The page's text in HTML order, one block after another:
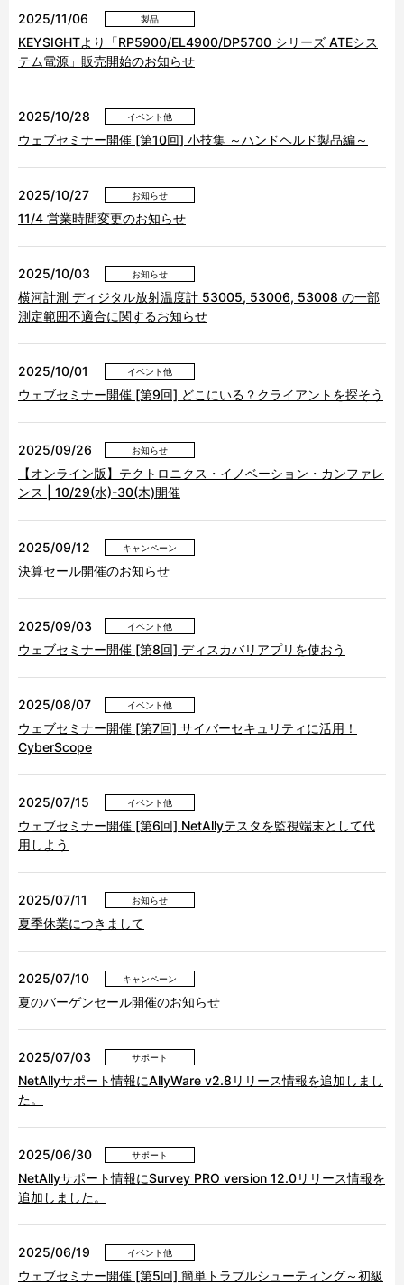
2025/11/06 製品
KEYSIGHTより「RP5900/EL4900/DP5700 シリーズ ATEシス
テム電源」販売開始のお知らせ
2025/10/28 イベント他
ウェブセミナー開催 [第10回] 小技集 ～ハンドヘルド製品編～
2025/10/27 お知らせ
11/4 営業時間変更のお知らせ
2025/10/03 お知らせ
横河計測 ディジタル放射温度計 53005, 53006, 53008 の一部
測定範囲不適合に関するお知らせ
2025/10/01 イベント他
ウェブセミナー開催 [第9回] どこにいる？クライアントを探そう
2025/09/26 お知らせ
【オンライン版】テクトロニクス・イノベーション・カンファレ
ンス | 10/29(水)-30(木)開催
2025/09/12 キャンペーン
決算セール開催のお知らせ
2025/09/03 イベント他
ウェブセミナー開催 [第8回] ディスカバリアプリを使おう
2025/08/07 イベント他
ウェブセミナー開催 [第7回] サイバーセキュリティに活用！
CyberScope
2025/07/15 イベント他
ウェブセミナー開催 [第6回] NetAllyテスタを監視端末として代
用しよう
2025/07/11 お知らせ
夏季休業につきまして
2025/07/10 キャンペーン
夏のバーゲンセール開催のお知らせ
2025/07/03 サポート
NetAllyサポート情報にAllyWare v2.8リリース情報を追加しまし
た。
2025/06/30 サポート
NetAllyサポート情報にSurvey PRO version 12.0リリース情報を
追加しました。
2025/06/19 イベント他
ウェブセミナー開催 [第5回] 簡単トラブルシューティング～初級